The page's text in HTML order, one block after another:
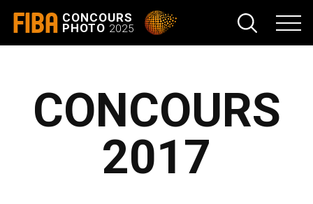
FIBA CONCOURS
PHOTO 2025
CONCOURS
2017